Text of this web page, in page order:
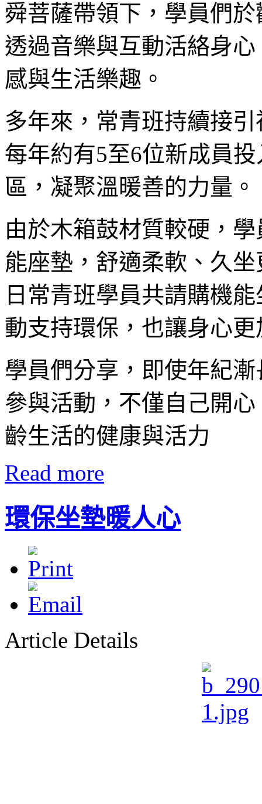
舜菩薩帶領下，學員們
透過音樂與互動活絡身
感與生活樂趣。
多年來，常青班持續接
每年約有5至6位新成員
區，凝聚溫暖善的力量。
由於木箱鼓材質較硬，
能座墊，舒適柔軟、久
日常青班學員共請購機
動支持環保，也讓身心
學員們分享，即使年紀
參與活動，不僅自己開
齡生活的健康與活力
Read more
環保坐墊暖人心
Article Details